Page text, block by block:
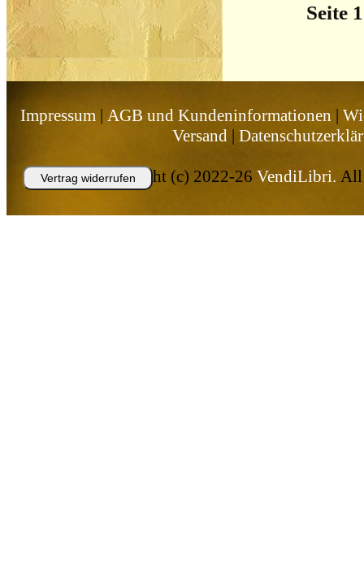
Seite
Impressum| AGB und Kundeninformationen|
Versand |
Copyright (c) 2022-26 VendiLibri. All
Vertrag widerrufen